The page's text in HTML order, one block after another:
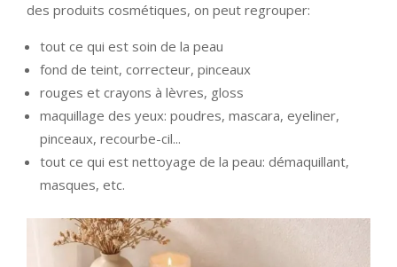
des produits cosmétiques, on peut regrouper:
tout ce qui est soin de la peau
fond de teint, correcteur, pinceaux
rouges et crayons à lèvres, gloss
maquillage des yeux: poudres, mascara, eyeliner,
pinceaux, recourbe-cil...
tout ce qui est nettoyage de la peau: démaquillant,
masques, etc.